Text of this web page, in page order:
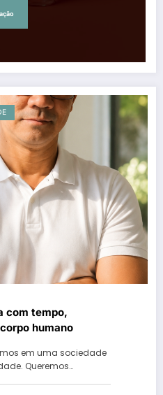
com tempo,
humano
em uma sociedade
Queremos…